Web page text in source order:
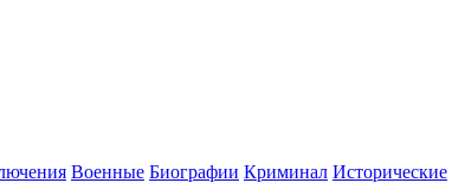
Военные Биографии Криминал Исторические